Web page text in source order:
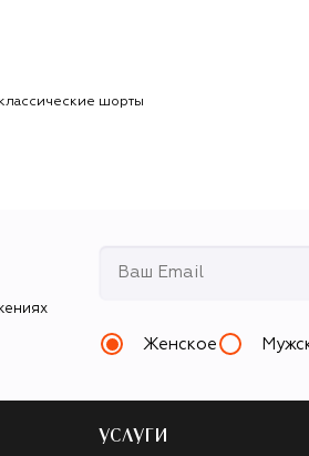
шорты
Женское
УСЛУГИ